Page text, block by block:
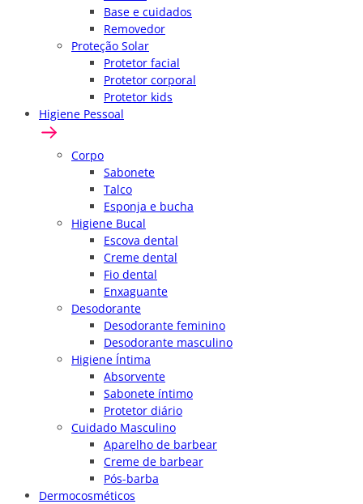
Base e cuidados
Removedor
Proteção Solar
Protetor facial
Protetor corporal
Protetor kids
Higiene Pessoal
Corpo
Sabonete
Talco
Esponja e bucha
Higiene Bucal
Escova dental
Creme dental
Fio dental
Enxaguante
Desodorante
Desodorante feminino
Desodorante masculino
Higiene Íntima
Absorvente
Sabonete íntimo
Protetor diário
Cuidado Masculino
Aparelho de barbear
Creme de barbear
Pós-barba
Dermocosméticos